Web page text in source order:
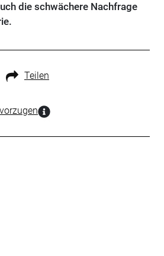
die schwächere Nachfrage
Teilen